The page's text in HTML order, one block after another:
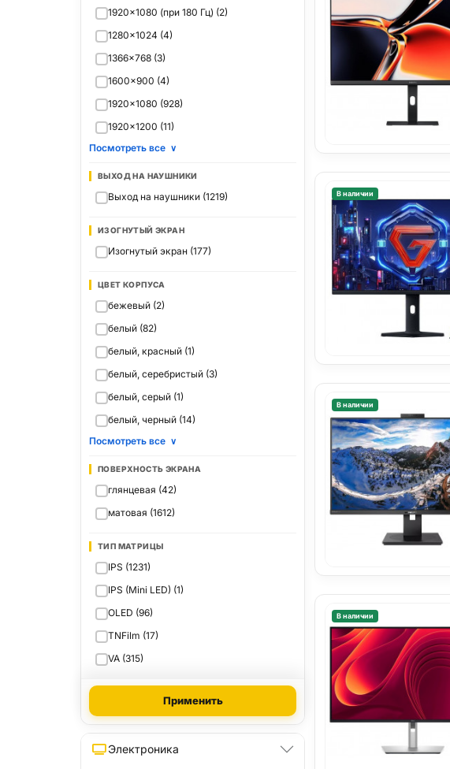
1920x1080 (при 180 Гц) (2)
1280x1024 (4)
1366x768 (3)
1600x900 (4)
1920x1080 (928)
1920x1200 (11)
Посмотреть все ∨
ВЫХОД НА НАУШНИКИ
Выход на наушники (1219)
ИЗОГНУТЫЙ ЭКРАН
Изогнутый экран (177)
ЦВЕТ КОРПУСА
бежевый (2)
белый (82)
белый, красный (1)
белый, серебристый (3)
белый, серый (1)
белый, черный (14)
Посмотреть все ∨
ПОВЕРХНОСТЬ ЭКРАНА
глянцевая (42)
матовая (1612)
ТИП МАТРИЦЫ
IPS (1231)
IPS (Mini LED) (1)
OLED (96)
TNFilm (17)
VA (315)
Применить
Электроника
В наличии
В наличии
В наличии